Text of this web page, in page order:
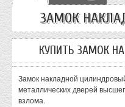
ЗАМОК
КУПИТЬ ЗАМОК
Замок накладной
металлических дверей
взлома.